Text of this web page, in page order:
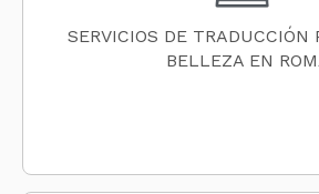
SERVICIOS DE TRADUCCIÓN
BELLEZA EN